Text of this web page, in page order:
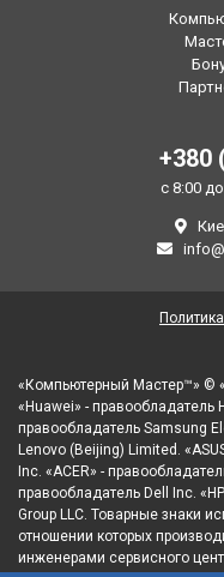
+380
с 8:00
«Компьютерный Мастер™» ©
«Huawei» - правообладатель
правообладатель Samsung
Lenovo (Beijing) Limited.
Inc. «ACER» -
правообладатель Dell Inc.
Group LLC. Товарные знаки
отношении которых
инженерами сервисного